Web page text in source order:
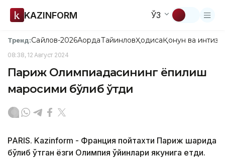
KAZINFORM ЎЗ
Тренд:Сайлов-2026АқордаТайинловҲодисаҚонун ва
08:38, 12 Август 2024
Париж Олимпиадасининг ёпилиш
маросими бўлиб ўтди
PARIS. Kazinform - Франция пойтахти Париж шаҳрида
бўлиб ўтган ёзги Олимпия ўйинлари якунига етди.